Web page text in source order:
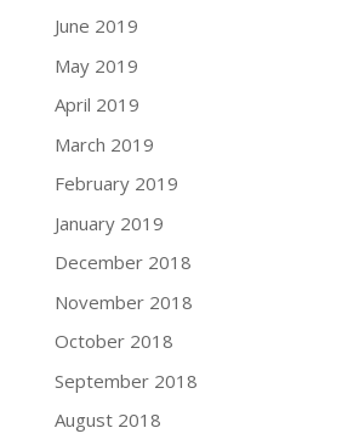
June 2019
May 2019
April 2019
March 2019
February 2019
January 2019
December 2018
November 2018
October 2018
September 2018
August 2018